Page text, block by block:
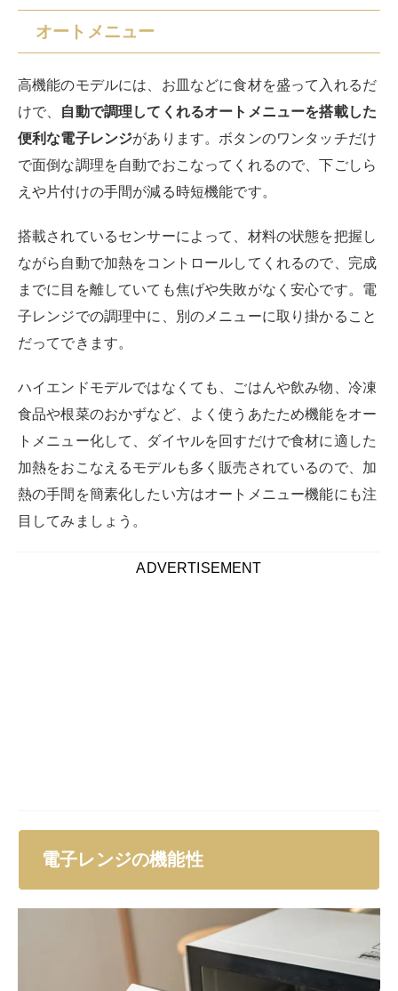
オートメニュー
高機能のモデルには、お皿などに食材を盛って入れるだ
けで、 自動で調理してくれるオートメニューを搭載した
便利な電子レンジがあります。ボタンのワンタッチだけ
で面倒な調理を自動でおこなってくれるので、下ごしら
えや片付けの手間が減る時短機能です。
搭載されているセンサーによって、材料の状態を把握し
ながら自動で加熱をコントロールしてくれるので、完成
までに目を離していても焦げや失敗がなく安心です。電
子レンジでの調理中に、別のメニューに取り掛かること
だってできます。
ハイエンドモデルではなくても、ごはんや飲み物、冷凍
食品や根菜のおかずなど、よく使うあたため機能をオー
トメニュー化して、ダイヤルを回すだけで食材に適した
加熱をおこなえるモデルも多く販売されているので、加
熱の手間を簡素化したい方はオートメニュー機能にも注
目してみましょう。
ADVERTISEMENT
電子レンジの機能性